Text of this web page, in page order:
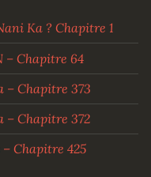
Ka ? Chapitre 1
– Chapitre 64
– Chapitre 373
– Chapitre 372
Chapitre 425